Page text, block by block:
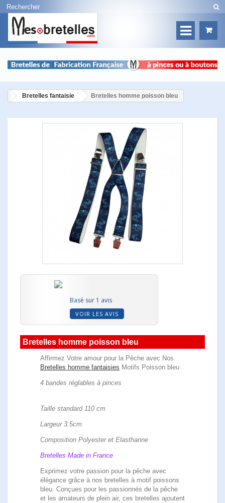
Bretelles fantaisie Bretelles homme poisson bleu
Basé sur 1 avis
VOIR LES AVIS
Bretelles homme poisson bleu
Affirmez Votre amour pour la Pêche avec Nos
Bretelles homme fantaisies Motifs Poisson bleu
4 bandes réglables à pinces
Taille standard 110 cm
Largeur 3.5cm
Composition Polyester et Elasthanne
Bretelles Made in France
Exprimez votre passion pour la pêche avec
élégance grâce à nos bretelles à motif poissons
bleu. Conçues pour les passionnés de la pêche
et les amateurs de plein air, ces bretelles ajoutent